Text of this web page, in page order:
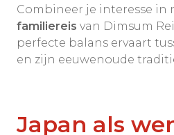
Combineer je interesse in
familiereis van Dimsum
perfecte balans ervaart
en zijn eeuwenoude
Japan als